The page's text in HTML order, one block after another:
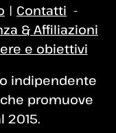
| Contatti -
& Affiliazioni
e obiettivi
indipendente
promuove
2015.